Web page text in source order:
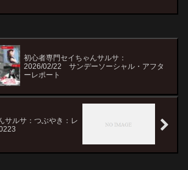
初心者専門セイちゃんサルサ：
2026/02/22 サンデーソーシャル・アフタ
ーレポート
サルサ：つぶやき：レ